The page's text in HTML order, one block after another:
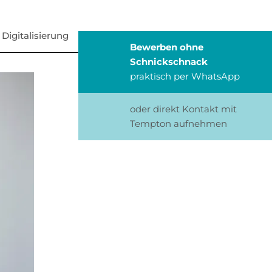
Digitalisierung
Bewerben ohne
Schnickschnack
praktisch per WhatsApp
oder direkt Kontakt mit
Tempton aufnehmen